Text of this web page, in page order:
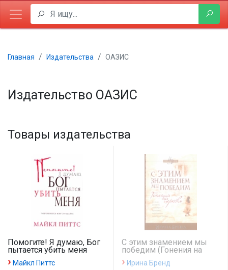
Главная Издательства ОАЗИС
Издательство ОАЗИС
Товары издательства
Помогите! Я думаю, Бог
пытается убить меня
› Майкл Питтс
С этим знамением мы
победим (Гонения на
церковь)(книга 1)
› Ирина Бренд